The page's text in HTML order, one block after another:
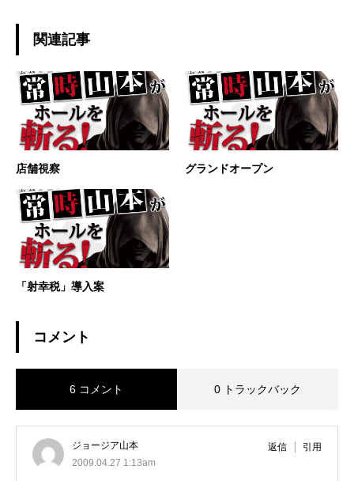
関連記事
店舗視察 グランドオープン
「射幸税」導入案
コメント
6 コメント 0 トラックバック
ジョージア山本
2009.04.27 1:13am
返信 引用